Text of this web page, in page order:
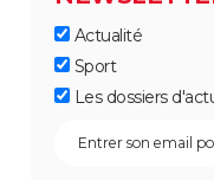
Actualité
Sport
Les dossiers